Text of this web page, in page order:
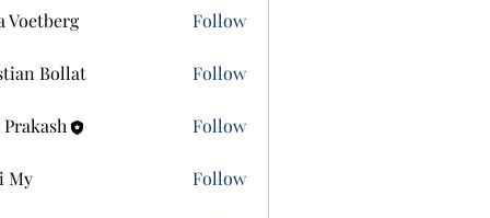
Voetberg Follow
Bollat Follow
Prakash Follow
My Follow